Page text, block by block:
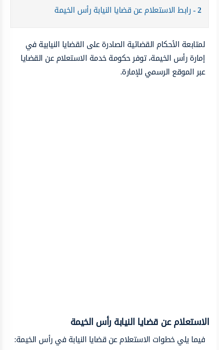
2 رابط الاستعلام عن قضايا النيابة رأس الخيمة
لمتابعة الأحكام القضائية الصادرة على القضايا النيابية في
إمارة رأس الخيمة، توفر حكومة خدمة الاستعلام عن القضايا
عبر الموقع الرسمي للإمارة.
الاستعلام عن قضايا النيابة رأس الخيمة
فيما يلي خطوات الاستعلام عن قضايا النيابة في رأس الخيمة: